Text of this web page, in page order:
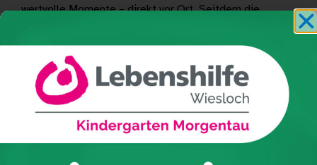
wertvolle Momente – direkt vor Ort. Seitdem die
Hauses aufgestellt wurde, sorgt sie dort bei allen für
große Begeisterung und wird gerne genutzt.
Ein herzliches Dankschön geht an die Sponsoren BASF
und die Sparkasse Heidelberg. Sie haben uns die
Umsetzung dieses Projektes ermöglicht. Durch dieses